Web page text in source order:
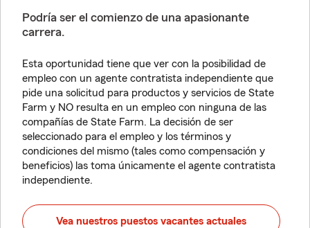
Podría ser el comienzo de una apasionante
carrera.
Esta oportunidad tiene que ver con la posibilidad de
empleo con un agente contratista independiente que
pide una solicitud para productos y servicios de State
Farm y NO resulta en un empleo con ninguna de las
compañías de State Farm. La decisión de ser
seleccionado para el empleo y los términos y
condiciones del mismo (tales como compensación y
beneficios) las toma únicamente el agente contratista
independiente.
Vea nuestros puestos vacantes actuales